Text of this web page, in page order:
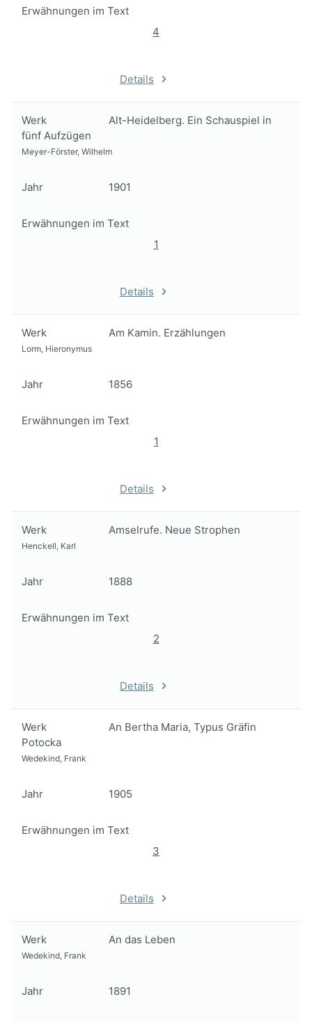
Erwähnungen im Text
4
Details
Werk
Alt-Heidelberg. Ein Schauspiel in
fünf Aufzügen
Meyer-Förster, Wilhelm
Jahr 1901
Erwähnungen im Text
1
Details
Werk Am Kamin. Erzählungen
Lorm, Hieronymus
Jahr 1856
Erwähnungen im Text
1
Details
Werk Amselrufe. Neue Strophen
Henckell, Karl
Jahr 1888
Erwähnungen im Text
2
Details
Werk
An Bertha Maria, Typus Gräfin
Potocka
Wedekind, Frank
Jahr 1905
Erwähnungen im Text
3
Details
Werk An das Leben
Wedekind, Frank
Jahr 1891